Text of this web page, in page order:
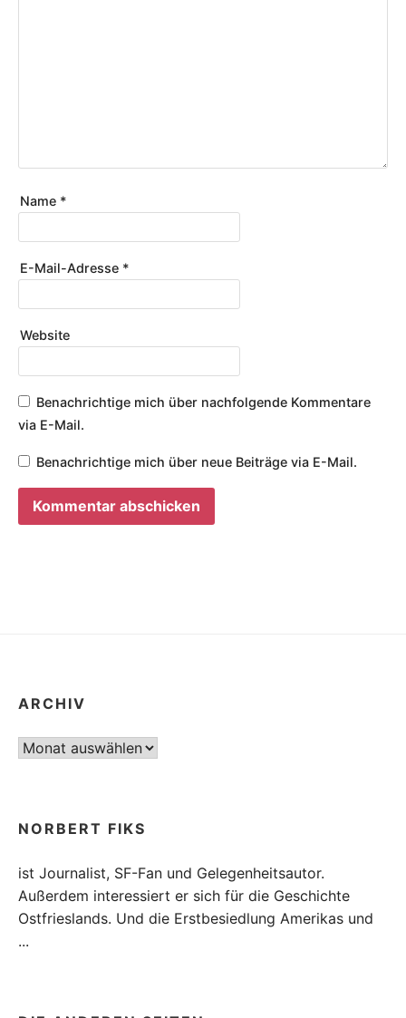
Name *
E-Mail-Adresse *
Website
Benachrichtige mich über nachfolgende Kommentare
via E-Mail.
Benachrichtige mich über neue Beiträge via E-Mail.
ARCHIV
Archiv
NORBERT FIKS
ist Journalist, SF-Fan und Gelegenheitsautor.
Außerdem interessiert er sich für die Geschichte
Ostfrieslands. Und die Erstbesiedlung Amerikas und
...